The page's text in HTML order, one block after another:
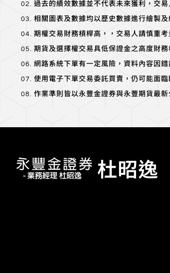
過去的績效數據並不代表未來獲利，交
相關圖表及數據均以歷史數據進行繪製
期權交易財務槓桿高，，交易人請慎重
期貨及選擇權交易具低保證金之高度財
網路系統下單有一定風險，資料內容因
使用電子下單交易委託買賣，仍可能面
作業準則皆以永豐金證券與永豐期貨最
杜昭逸